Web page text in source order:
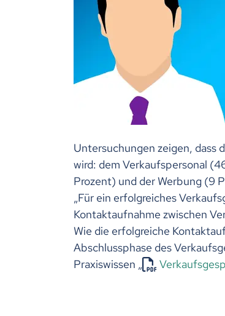
Untersuchungen zeigen, dass
wird: dem Verkaufspersonal
Prozent) und der Werbung (9
„Für ein erfolgreiches
Kontaktaufnahme zwischen
Wie die erfolgreiche
Abschlussphase des
Praxiswissen „